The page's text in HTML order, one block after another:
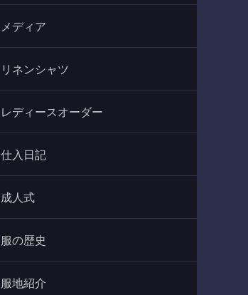
メディア
リネンシャツ
レディースオーダー
仕入日記
成人式
服の歴史
服地紹介